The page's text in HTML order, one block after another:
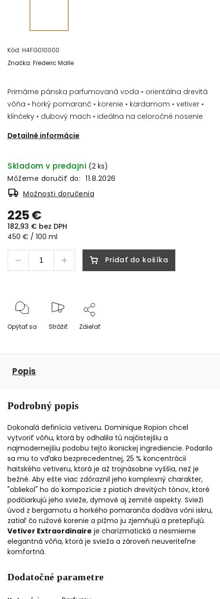
Kód: H4FG010000
Primárne pánska parfumovaná voda • orientálna drevitá
vôňa • horký pomaranč • korenie • kardamom • vetiver •
klinčeky • dubový mach • ideálna na celoročné nosenie
Detailné informácie
Značka: Frederic Malle
225 €
182,93 € bez DPH
450 € / 100 ml
Skladom v predajni (2 ks)
Môžeme doručiť do: 11.8.2026
Možnosti doručenia
Pridať do košíka
Opýtať sa Strážiť Zdieľať
Popis
Podrobný popis
Dokonalá definícia vetiveru. Dominique Ropion chcel
vytvoriť vôňu, ktorá by odhalila tú najčistejšiu a
najmodernejšiu podobu tejto ikonickej ingrediencie. Podarilo
sa mu to vďaka bezprecedentnej, 25 % koncentrácii
haitského vetiveru, ktorá je až trojnásobne vyššia, než je
bežné. Aby ešte viac zdôraznil jeho komplexný charakter,
"obliekol" ho do kompozície z piatich drevitých tónov, ktoré
podčiarkujú jeho svieže, dymové aj zemité aspekty. Svieži
úvod z bergamotu a horkého pomaranča dodáva vôni iskru,
zatiaľ čo ružové korenie a pižmo ju zjemňujú a pretepľujú.
Vetiver Extraordinaire je charizmatická a nesmierne
elegantná vôňa, ktorá je svieža a zároveň neuveriteľne
komfortná.
Dodatočné parametre